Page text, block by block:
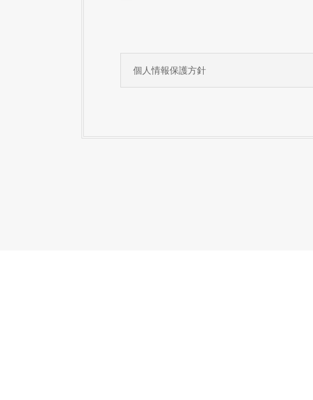
個人情報保護方針